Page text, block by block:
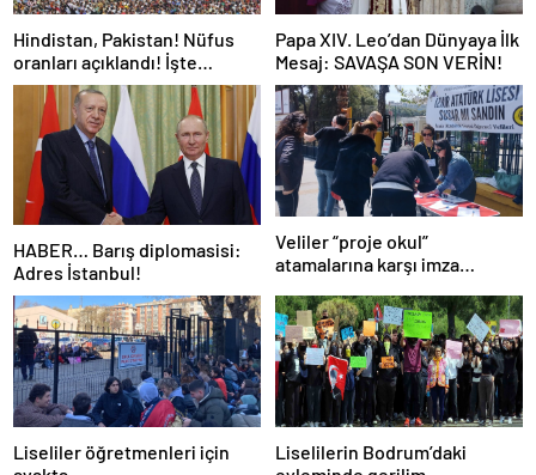
Hindistan, Pakistan! Nüfus
oranları açıklandı! İşte
Dünyanın en kalabalık ülkesi!
Dünya haritası ülkeler!
Papa XIV. Leo’dan Dünyaya İlk
Mesaj: SAVAŞA SON VERİN!
HABER… Barış diplomasisi:
Adres İstanbul!
Veliler “proje okul”
atamalarına karşı imza
Liseliler öğretmenleri için
Liselilerin Bodrum’daki